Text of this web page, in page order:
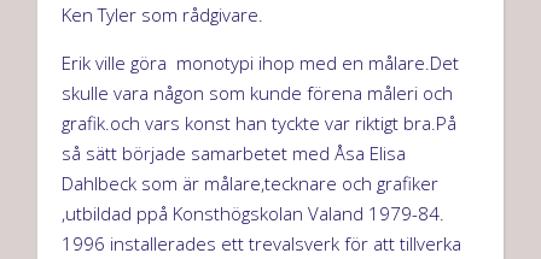
Ken Tyler som rådgivare.
Erik ville göra monotypi ihop med en målare.Det
skulle vara någon som kunde förena måleri och
grafik.och vars konst han tyckte var riktigt bra.På
så sätt började samarbetet med Åsa Elisa
Dahlbeck som är målare,tecknare och grafiker
,utbildad ppå Konsthögskolan Valand 1979-84.
1996 installerades ett trevalsverk för att tillverka